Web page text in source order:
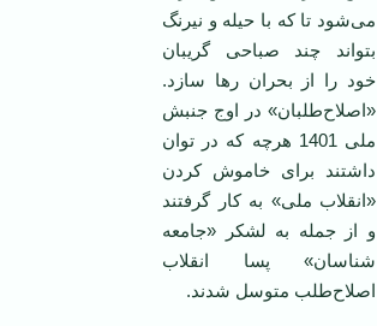
می‌شود تا که با حیله و نیرنگ
بتواند چند صباحی گریبان
خود را از بحران رها سازد.
«اصلاح‌طلبان» در اوج جنبش
ملی 1401 هرچه که در توان
داشتند برای خاموش کردن
«انقلاب ملی» به کار گرفتند
و از جمله به لشکر «جامعه
شناسان» پسا انقلاب
اصلاح‌طلب متوسل شدند.